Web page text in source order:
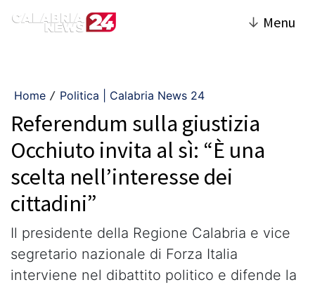
↓ Menu
Home / Politica | Calabria News 24
Referendum sulla giustizia
Occhiuto invita al sì: “È una
scelta nell’interesse dei
cittadini”
Il presidente della Regione Calabria e vice
segretario nazionale di Forza Italia
interviene nel dibattito politico e difende la